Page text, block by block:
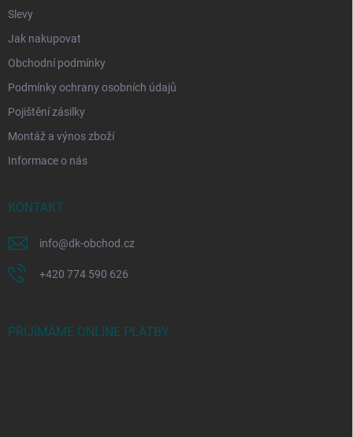
Slevy
Jak nakupovat
Obchodní podmínky
Podmínky ochrany osobních údajů
Pojištění zásilky
Montáž a výnos zboží
Informace o nás
KONTAKT
info@dk-obchod.cz
+420 774 590 626
PŘIJÍMÁME ONLINE PLATBY